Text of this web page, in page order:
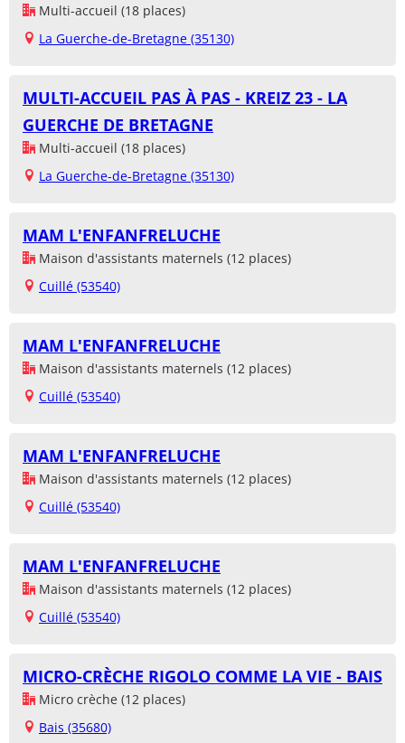
Multi-accueil (18 places)
La Guerche-de-Bretagne (35130)
MULTI-ACCUEIL PAS À PAS - KREIZ 23 - LA
GUERCHE DE BRETAGNE
Multi-accueil (18 places)
La Guerche-de-Bretagne (35130)
MAM L'ENFANFRELUCHE
Maison d'assistants maternels (12 places)
Cuillé (53540)
MAM L'ENFANFRELUCHE
Maison d'assistants maternels (12 places)
Cuillé (53540)
MAM L'ENFANFRELUCHE
Maison d'assistants maternels (12 places)
Cuillé (53540)
MAM L'ENFANFRELUCHE
Maison d'assistants maternels (12 places)
Cuillé (53540)
MICRO-CRÈCHE RIGOLO COMME LA VIE - BAIS
Micro crèche (12 places)
Bais (35680)